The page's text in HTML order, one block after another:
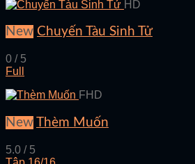
HD
New Chuyến Tàu Sinh Tử
0 / 5
Full
FHD
New Thèm Muốn
5.0 / 5